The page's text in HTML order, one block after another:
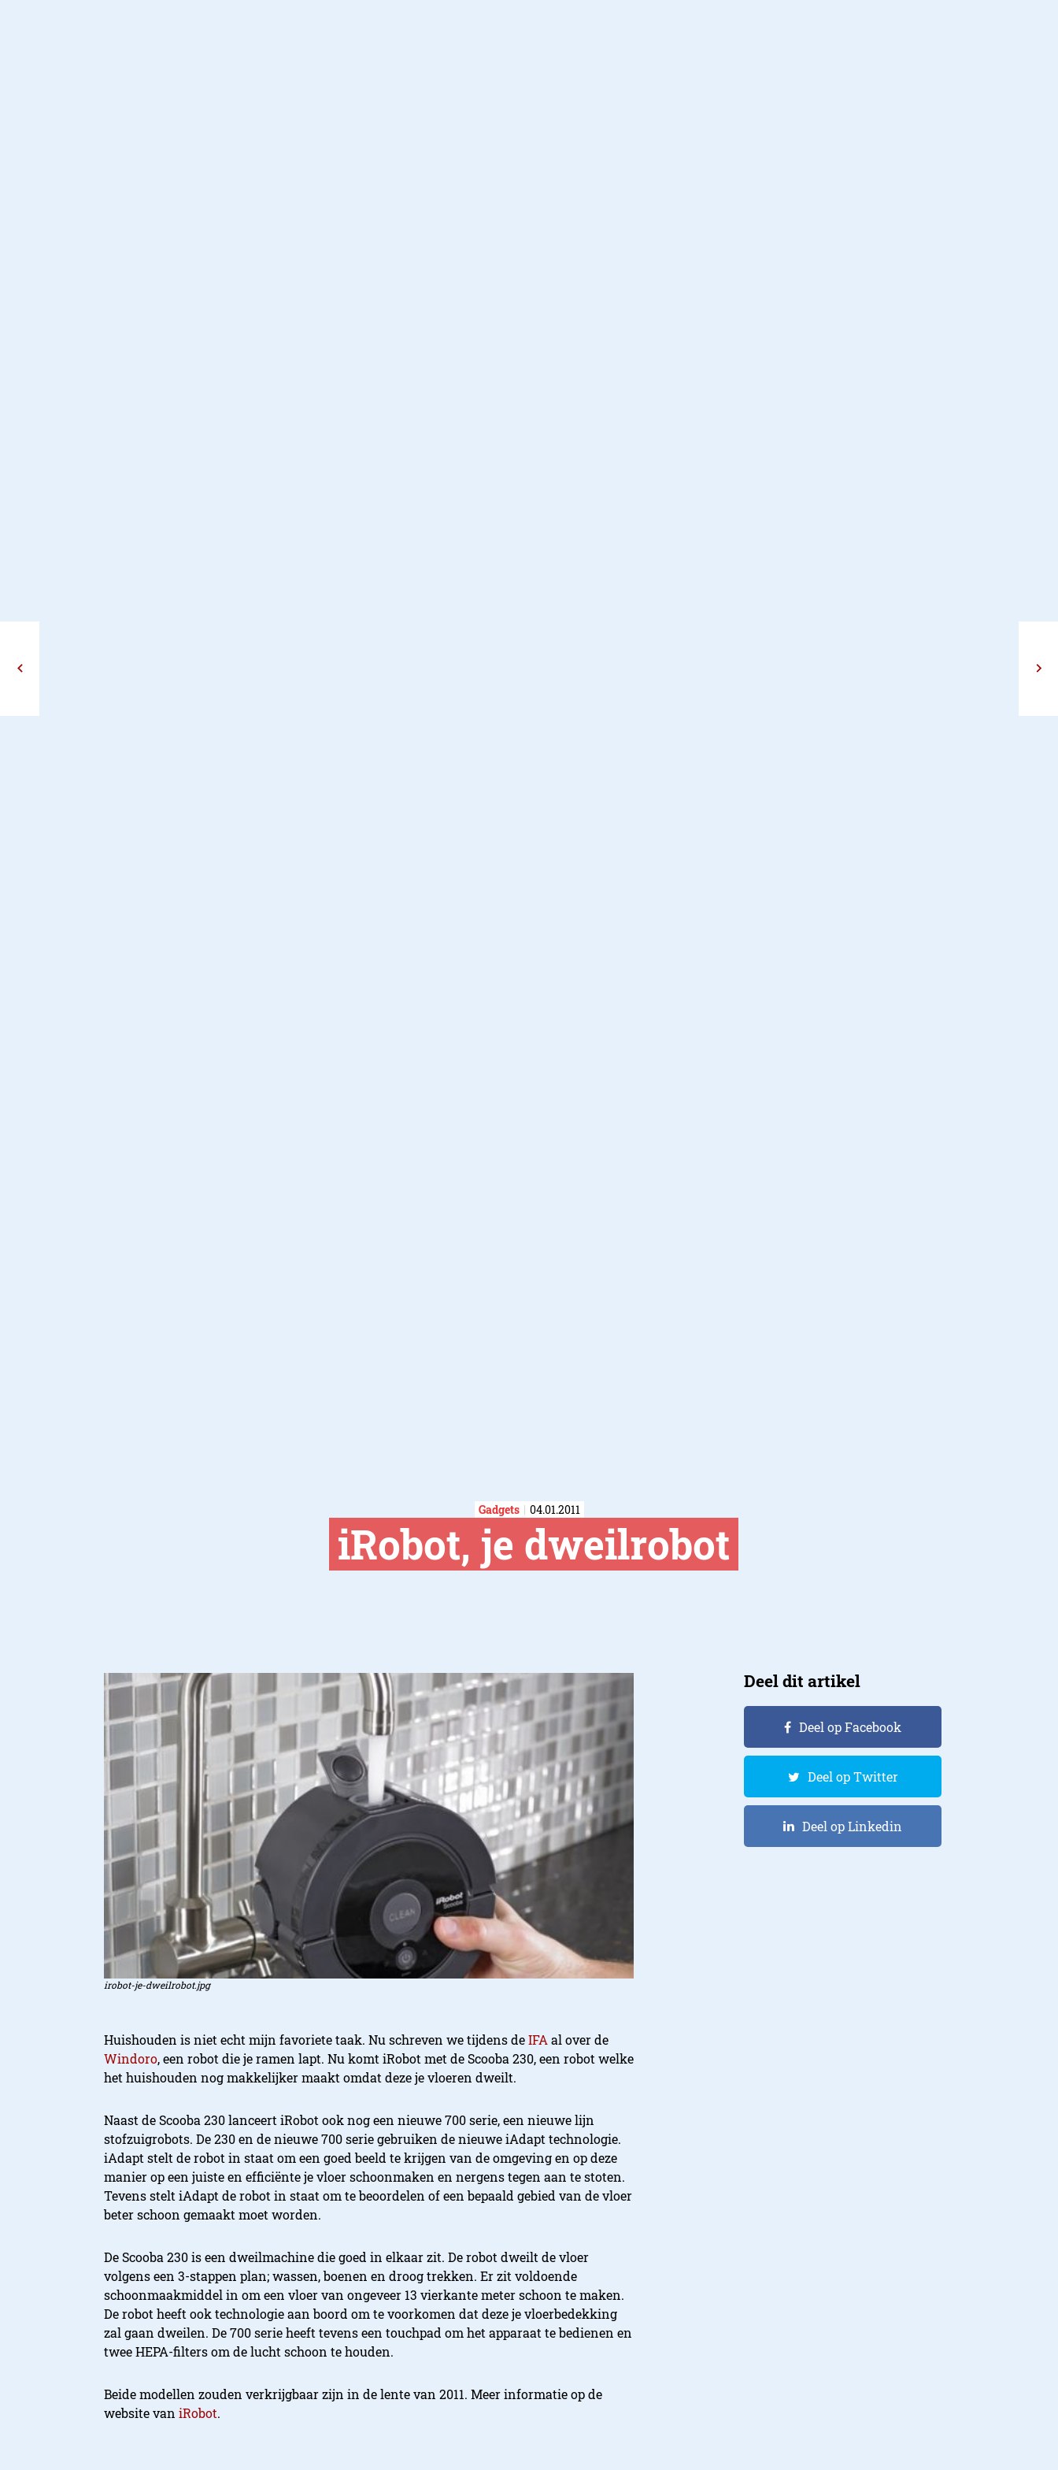
Gadgets 04.01.2011
iRobot, je dweilrobot
irobot-je-dweilrobot.jpg
Huishouden is niet echt mijn favoriete taak. Nu schreven we tijdens deIFAal over de
Windoro, een robot die je ramen lapt. Nu komt iRobot met de Scooba 230, een robot welke
het huishouden nog makkelijker maakt omdat deze je vloeren dweilt.
Naast de Scooba 230 lanceert iRobot ook nog een nieuwe 700 serie, een nieuwe lijn
stofzuigrobots. De 230 en de nieuwe 700 serie gebruiken de nieuwe iAdapt technologie.
iAdapt stelt de robot in staat om een goed beeld te krijgen van de omgeving en op deze
manier op een juiste en efficiënte je vloer schoonmaken en nergens tegen aan te stoten.
Tevens stelt iAdapt de robot in staat om te beoordelen of een bepaald gebied van de vloer
beter schoon gemaakt moet worden.
De Scooba 230 is een dweilmachine die goed in elkaar zit. De robot dweilt de vloer
volgens een 3-stappen plan; wassen, boenen en droog trekken. Er zit voldoende
schoonmaakmiddel in om een vloer van ongeveer 13 vierkante meter schoon te maken.
De robot heeft ook technologie aan boord om te voorkomen dat deze je vloerbedekking
zal gaan dweilen. De 700 serie heeft tevens een touchpad om het apparaat te bedienen en
twee HEPA-filters om de lucht schoon te houden.
Beide modellen zouden verkrijgbaar zijn in de lente van 2011. Meer informatie op de
website van iRobot.
Deel dit artikel
Deel op Facebook
Deel op Twitter
Deel op Linkedin